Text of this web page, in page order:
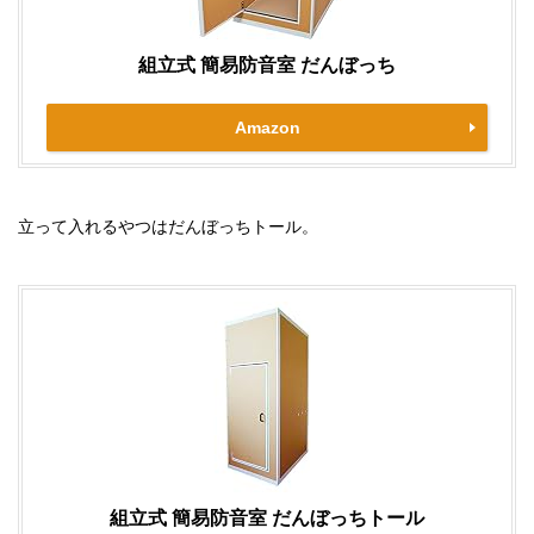
組立式 簡易防音室 だんぼっち
Amazon
立って入れるやつはだんぼっちトール。
組立式 簡易防音室 だんぼっちトール